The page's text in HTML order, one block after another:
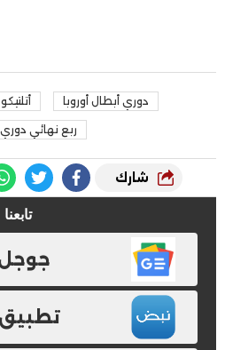
دوري أبطال أوروبا
ربع نهائي دوري
شارك
تابعنا
جوجل